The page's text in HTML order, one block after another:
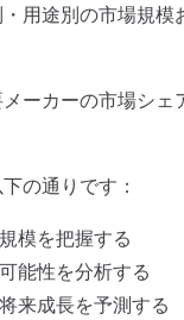
用途別の市場規
ーカーの市場シェ
の通りです：
模を把握する
能性を分析する
来成長を予測する